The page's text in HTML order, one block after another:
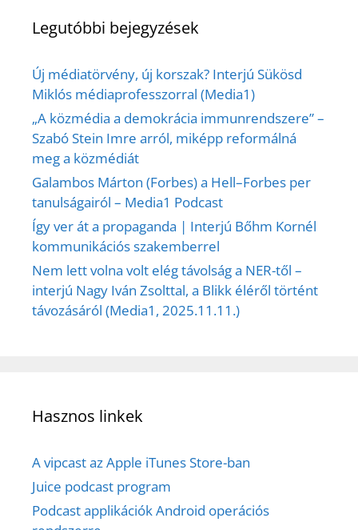
Legutóbbi bejegyzések
Új médiatörvény, új korszak? Interjú Sükösd
Miklós médiaprofesszorral (Media1)
„A közmédia a demokrácia immunrendszere” –
Szabó Stein Imre arról, miképp reformálná
meg a közmédiát
Galambos Márton (Forbes) a Hell–Forbes per
tanulságairól – Media1 Podcast
Így ver át a propaganda | Interjú Bőhm Kornél
kommunikációs szakemberrel
Nem lett volna volt elég távolság a NER-től –
interjú Nagy Iván Zsolttal, a Blikk éléről történt
távozásáról (Media1, 2025.11.11.)
Hasznos linkek
A vipcast az Apple iTunes Store-ban
Juice podcast program
Podcast applikációk Android operációs